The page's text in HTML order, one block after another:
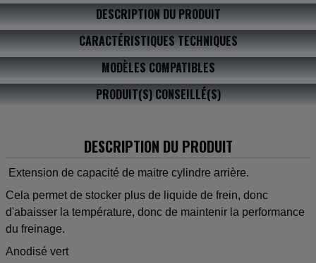
DESCRIPTION DU PRODUIT
CARACTÉRISTIQUES TECHNIQUES
MODÈLES COMPATIBLES
PRODUIT(S) CONSEILLÉ(S)
DESCRIPTION DU PRODUIT
Extension de capacité de maitre cylindre arrière.
Cela permet de stocker plus de liquide de frein, donc
d'abaisser la température, donc de maintenir la performance
du freinage.
Anodisé vert